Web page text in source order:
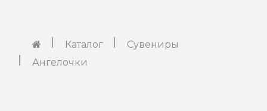
Каталог
Сувениры
Ангелочки